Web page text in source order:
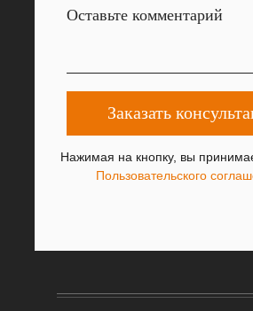
Оставьте комментарий
Заказать
Нажимая на кнопку, вы
Пользовательского